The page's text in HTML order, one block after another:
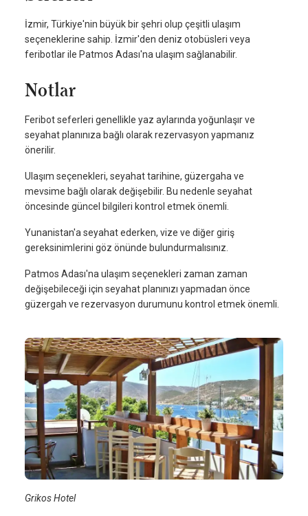
İzmir, Türkiye'nin büyük bir şehri olup çeşitli ulaşım
seçeneklerine sahip. İzmir'den deniz otobüsleri veya
feribotlar ile Patmos Adası'na ulaşım sağlanabilir.
Notlar
Feribot seferleri genellikle yaz aylarında yoğunlaşır ve
seyahat planınıza bağlı olarak rezervasyon yapmanız
önerilir.
Ulaşım seçenekleri, seyahat tarihine, güzergaha ve
mevsime bağlı olarak değişebilir. Bu nedenle seyahat
öncesinde güncel bilgileri kontrol etmek önemli.
Yunanistan'a seyahat ederken, vize ve diğer giriş
gereksinimlerini göz önünde bulundurmalısınız.
Patmos Adası'na ulaşım seçenekleri zaman zaman
değişebileceği için seyahat planınızı yapmadan önce
güzergah ve rezervasyon durumunu kontrol etmek önemli.
Grikos Hotel